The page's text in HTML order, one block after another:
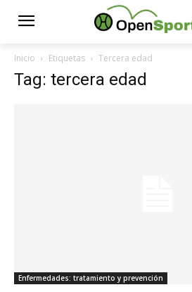
Inicio Etiquetas Tercera edad
Tag: tercera edad
Enfermedades: tratamiento y prevención